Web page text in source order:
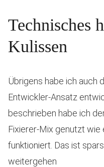
Technisches
Kulissen
Übrigens habe ich auch
Entwickler-Ansatz
beschrieben habe ich
Fixierer-Mix genutzt wie
funktioniert. Das ist
weitergehen